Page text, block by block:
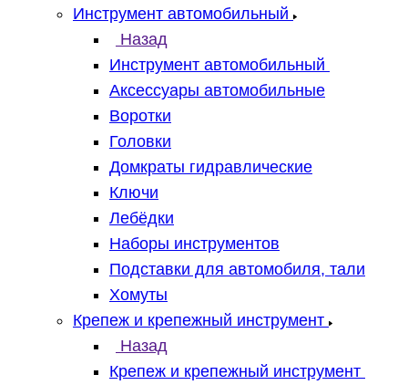
Инструмент автомобильный
Назад
Инструмент автомобильный
Аксессуары автомобильные
Воротки
Головки
Домкраты гидравлические
Ключи
Лебёдки
Наборы инструментов
Подставки для автомобиля, тали
Хомуты
Крепеж и крепежный инструмент
Назад
Крепеж и крепежный инструмент